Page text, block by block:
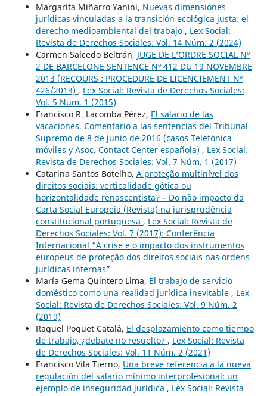
Margarita Miñarro Yanini, Nuevas dimensiones
jurídicas vinculadas a la transición ecológica justa: el
derecho medioambiental del trabajo , Lex Social:
Revista de Derechos Sociales: Vol. 14 Núm. 2 (2024)
Carmen Salcedo Beltrán, JUGE DE L’ORDRE SOCIAL Nº
2 DE BARCELONE SENTENCE Nº 412 DU 19 NOVEMBRE
2013 (RECOURS : PROCEDURE DE LICENCIEMENT Nº
426/2013) , Lex Social: Revista de Derechos Sociales:
Vol. 5 Núm. 1 (2015)
Francisco R. Lacomba Pérez, El salario de las
vacaciones. Comentario a las sentencias del Tribunal
Supremo de 8 de junio de 2016 (casos Telefónica
móviles y Asoc. Contact Center española) , Lex Social:
Revista de Derechos Sociales: Vol. 7 Núm. 1 (2017)
Catarina Santos Botelho, A proteção multinível dos
direitos sociais: verticalidade gótica ou
horizontalidade renascentista? – Do não impacto da
Carta Social Europeia (Revista) na jurisprudência
constitucional portuguesa , Lex Social: Revista de
Derechos Sociales: Vol. 7 (2017): Conferência
Internacional “A crise e o impacto dos instrumentos
europeus de proteção dos direitos sociais nas ordens
jurídicas internas”
María Gema Quintero Lima, El trabajo de servicio
doméstico como una realidad jurídica inevitable , Lex
Social: Revista de Derechos Sociales: Vol. 9 Núm. 2
(2019)
Raquel Poquet Catalá, El desplazamiento como tiempo
de trabajo, ¿debate no resuelto? , Lex Social: Revista
de Derechos Sociales: Vol. 11 Núm. 2 (2021)
Francisco Vila Tierno, Una breve referencia a la nueva
regulación del salario mínimo interprofesional: un
ejemplo de inseguridad jurídica , Lex Social: Revista